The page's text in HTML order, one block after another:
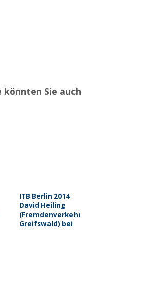
könnten Sie auch
ITB Berlin 2014
David Heiling
(Fremdenverkehrsverein
Greifswald) bei